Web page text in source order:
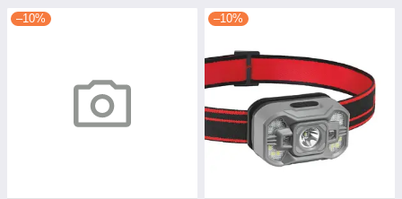
–10% –10%